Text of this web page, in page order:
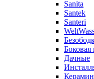
Sanita
Santek
Santeri
Боковая
Дачные
Керамин